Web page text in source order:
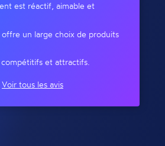
est réactif, aimable et
offre un large choix de produits
et attractifs.
Voir tous les avis